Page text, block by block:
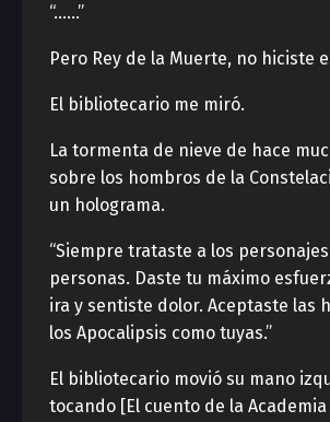
“……”
Pero Rey de la Muerte, no hiciste
El bibliotecario me miró.
La tormenta de nieve de hace
sobre los hombros de la
un holograma.
“Siempre trataste a los
personas. Daste tu máximo
ira y sentiste dolor. Aceptaste las
los Apocalipsis como tuyas.”
El bibliotecario movió su mano
tocando [El cuento de la Academia